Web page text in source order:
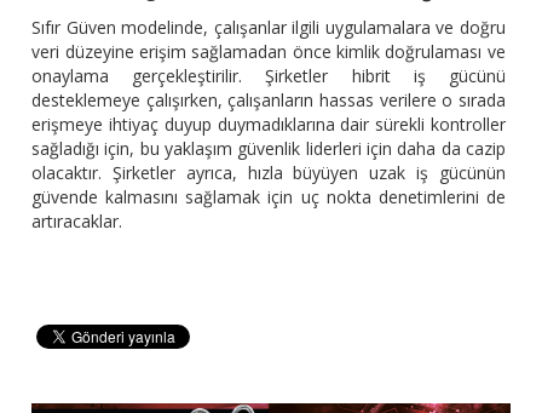
Sıfır Güven modelinde, çalışanlar ilgili uygulamalara ve doğru
veri düzeyine erişim sağlamadan önce kimlik doğrulaması ve
onaylama gerçekleştirilir. Şirketler hibrit iş gücünü
desteklemeye çalışırken, çalışanların hassas verilere o sırada
erişmeye ihtiyaç duyup duymadıklarına dair sürekli kontroller
sağladığı için, bu yaklaşım güvenlik liderleri için daha da cazip
olacaktır. Şirketler ayrıca, hızla büyüyen uzak iş gücünün
güvende kalmasını sağlamak için uç nokta denetimlerini de
artıracaklar.